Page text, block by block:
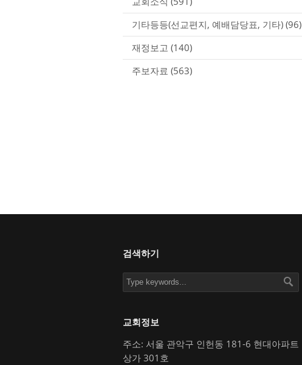
기타등등(선교편지, 예배담당표, 기타) (96)
재정보고 (140)
주보자료 (563)
검색하기
교회정보
주소: 서울 관악구 인헌동 181-6 현대아파트
상가 301호